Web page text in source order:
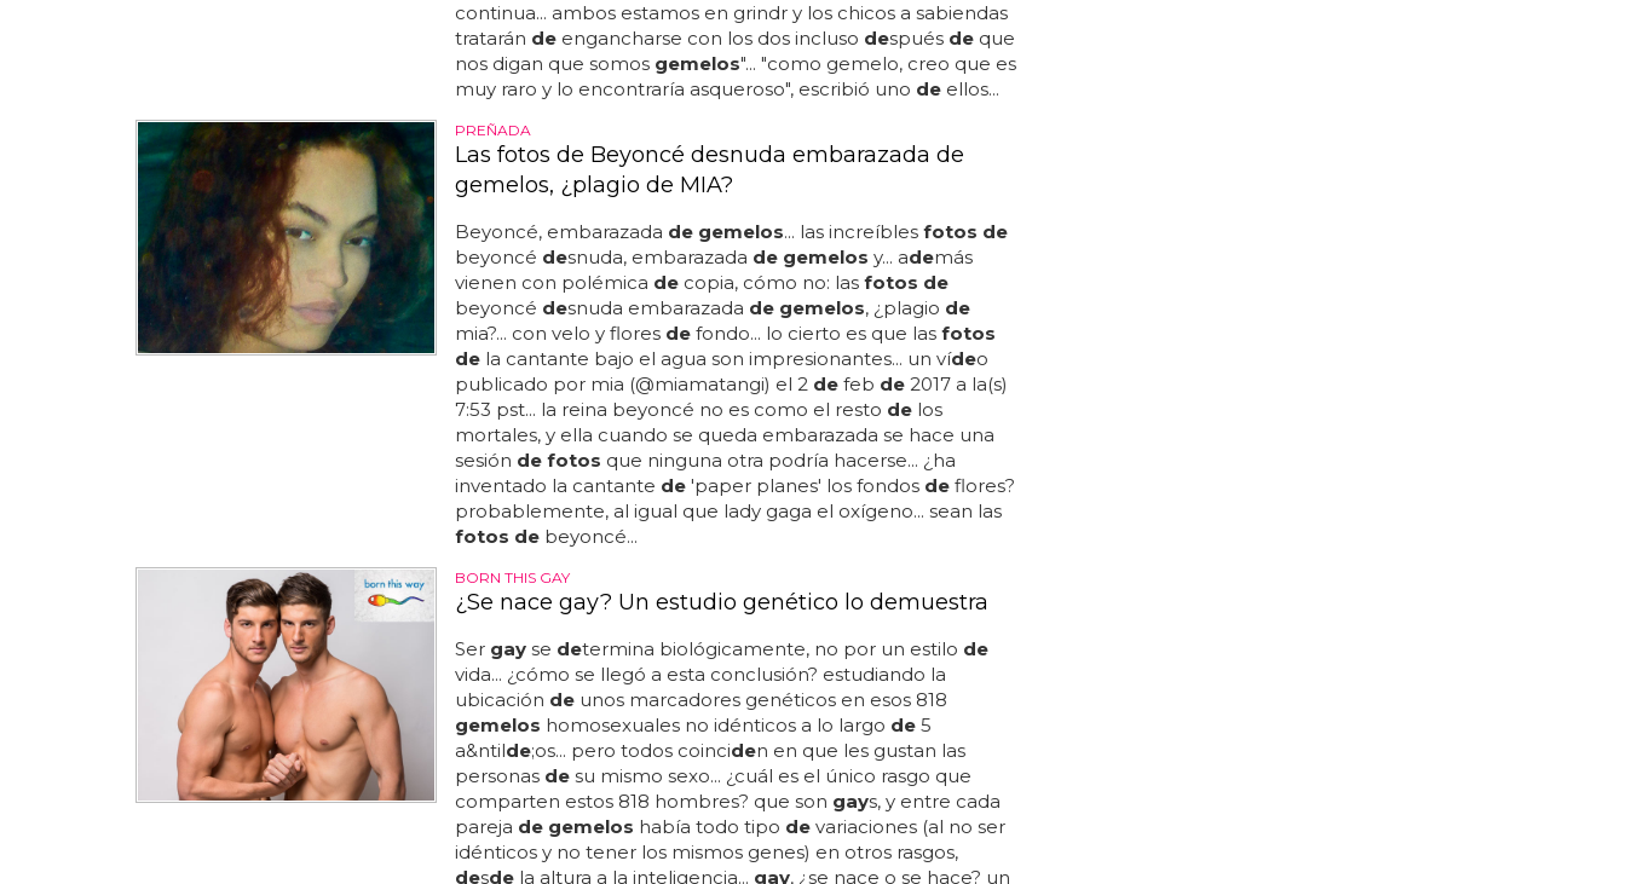
continua... ambos estamos en grindr y los chicos a sabiendas
tratarán deengancharse con los dos incluso después deque
nos digan que somos gemelos"... "como gemelo, creo que es
muy raro y lo encontraría asqueroso", escribió uno deellos...
PREÑADA
Las fotos de Beyoncé desnuda embarazada de
gemelos, ¿plagio de MIA?
Beyoncé, embarazada de gemelos... las increíbles fotos de
beyoncé desnuda, embarazada de gemelos y... además
vienen con polémica decopia, cómo no: las fotos de
beyoncé desnuda embarazada de gemelos, ¿plagio de
mia?... con velo y flores defondo... lo cierto es que las fotos
dela cantante bajo el agua son impresionantes... un vídeo
publicado por mia (@miamatangi) el 2 defeb de2017 a la(s)
7:53 pst... la reina beyoncé no es como el resto delos
mortales, y ella cuando se queda embarazada se hace una
sesión de fotos que ninguna otra podría hacerse... ¿ha
inventado la cantante de'paper planes' los fondos deflores?
probablemente, al igual que lady gaga el oxígeno... sean las
fotos debeyoncé...
BORN THIS GAY
¿Se nace gay? Un estudio genético lo demuestra
Ser gayse determina biológicamente, no por un estilo de
vida... ¿cómo se llegó a esta conclusión? estudiando la
ubicación deunos marcadores genéticos en esos 818
gemelos homosexuales no idénticos a lo largo de5
a&ntilde;os... pero todos coinciden en que les gustan las
personas desu mismo sexo... ¿cuál es el único rasgo que
comparten estos 818 hombres? que son gays, y entre cada
pareja de gemelos había todo tipo devariaciones (al no ser
idénticos y no tener los mismos genes) en otros rasgos,
desdela altura a la inteligencia... gay, ¿se nace o se hace? un